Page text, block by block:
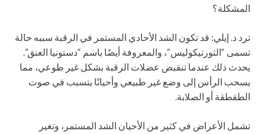
المشكلة؟
ترد د. إيلي: قد تكون الشد الأحادي المستمر في الرقبة سببه حالة
تسمى “التورتيكوليس”، والمعروفة أيضًا باسم “دستونيا العنق”.
يحدث ذلك عندما تنقبض عضلات الرقبة بشكل غير طوعي، مما
يسحب الرأس إلى وضع غير طبيعي وأحيانًا يتسبب في صوت
الطقطقة أو الصلابة.
تشمل الأعراض في كثير من الأحيان الشد المستمر، وتغير